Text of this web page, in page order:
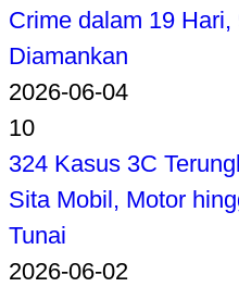
Crime dalam 19 Hari,
Diamankan
2026-06-04
10
324 Kasus 3C
Sita Mobil, Motor
Tunai
2026-06-02